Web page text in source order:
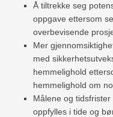
Å tiltrekke seg
oppgave ettersom
overbevisende
Mer
med
hemmelighold
hemmelighold om
Målene og
oppfylles i tide og